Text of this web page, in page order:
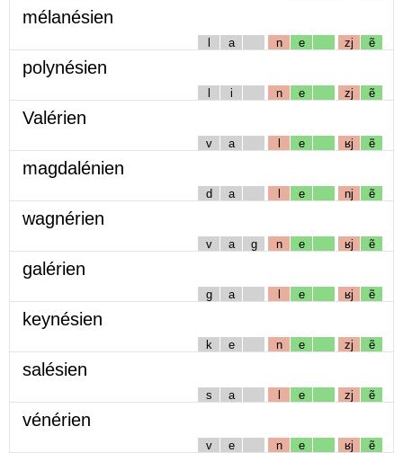
mélanésien
l a n e zj ẽ
polynésien
l i n e zj ẽ
Valérien
v a l e ʁj ẽ
magdalénien
d a l e nj ẽ
wagnérien
v a g n e ʁj ẽ
galérien
g a l e ʁj ẽ
keynésien
k e n e zj ẽ
salésien
s a l e zj ẽ
vénérien
v e n e ʁj ẽ